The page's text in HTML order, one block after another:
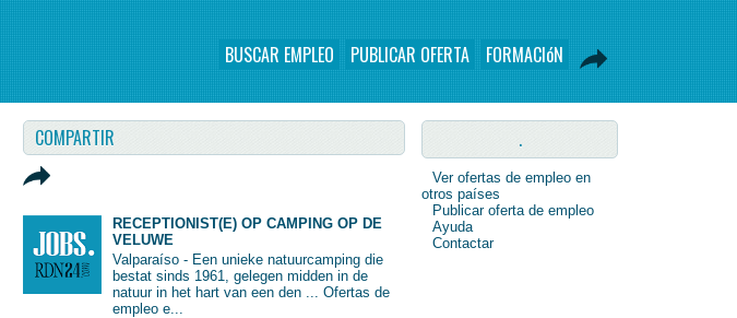
BUSCAR EMPLEO PUBLICAR OFERTA FORMACIóN
COMPARTIR
RECEPTIONIST(E) OP CAMPING OP DE
VELUWE
Valparaíso - Een unieke natuurcamping die
bestat sinds 1961, gelegen midden in de
natuur in het hart van een den ... Ofertas de
empleo e...
.
Ver ofertas de empleo en
otros países
Publicar oferta de empleo
Ayuda
Contactar